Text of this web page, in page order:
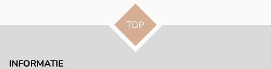
TOP
INFORMATIE